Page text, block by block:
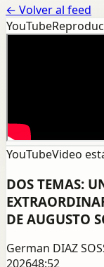
← Volver al feed
YouTube
YouTubeVideo
DOS TEMAS:
DE AUGUSTO
German DIAZ
202648:52